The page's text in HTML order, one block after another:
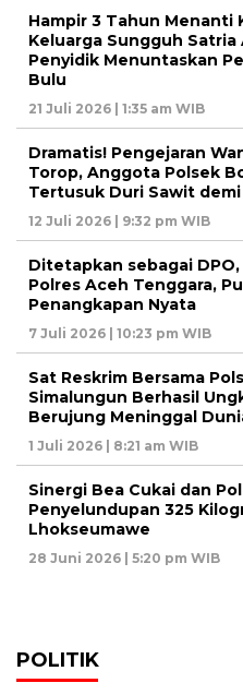
Hampir 3 Tahun Menanti
Keluarga Sungguh
Penyidik Menuntaskan
Bulu
21 Juli 2026 | 1:35 am WIB
Dramatis! Pengejaran
Torop, Anggota Polsek
Tertusuk Duri Sawit
12 Juli 2026 | 9:32 pm WIB
Ditetapkan sebagai
Polres Aceh Tenggara,
Penangkapan Nyata
7 Juli 2026 | 10:23 pm WIB
Sat Reskrim Bersama
Simalungun Berhasil
Berujung Meninggal
1 Juli 2026 | 8:21 am WIB
Sinergi Bea Cukai dan
Penyelundupan 325
Lhokseumawe
28 Juni 2026 | 5:20 pm WIB
POLITIK